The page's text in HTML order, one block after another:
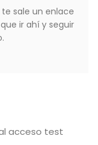
te sale un enlace
ir ahí y seguir
acceso test